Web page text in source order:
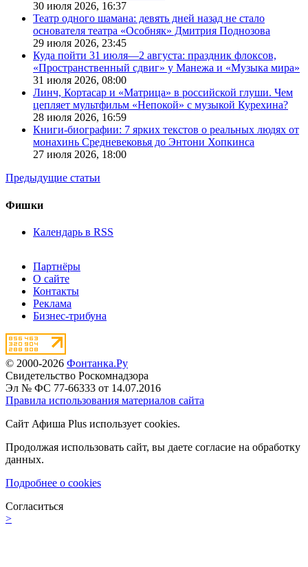
30 июля 2026, 16:37
Театр одного шамана: девять дней назад не стало
основателя театра «Особняк» Дмитрия Поднозова
29 июля 2026, 23:45
Куда пойти 31 июля—2 августа: праздник флоксов,
«Пространственный сдвиг» у Манежа и «Музыка мира»
31 июля 2026, 08:00
Линч, Кортасар и «Матрица» в российской глуши. Чем
цепляет мультфильм «Непокой» с музыкой Курехина?
28 июля 2026, 16:59
Книги-биографии: 7 ярких текстов о реальных людях от
монахинь Средневековья до Энтони Хопкинса
27 июля 2026, 18:00
Предыдущие статьи
Фишки
Календарь в RSS
Партнёры
О сайте
Контакты
Реклама
Бизнес-трибуна
© 2000-2026 Фонтанка.Ру
Свидетельство Роскомнадзора
Эл № ФС 77-66333 от 14.07.2016
Правила использования материалов сайта
Сайт Афиша Plus использует cookies.
Продолжая использовать сайт, вы даете согласие на обработку
данных.
Подробнее о cookies
Согласиться
>